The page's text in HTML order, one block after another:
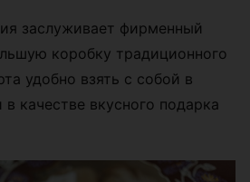
заслуживает фирменный
коробку традиционного
удобно взять с собой в
качестве вкусного подарка